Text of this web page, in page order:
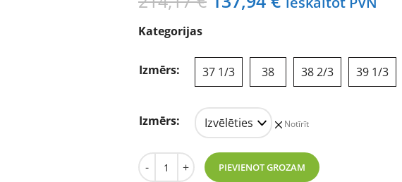
214,17 €.137,94 €.
Kategorijas
Izmērs: 37 1/3 38 38 2/3 39 1/3
Izmērs: Notīrīt
-
Adidas Codechaos pelēki/zili sieviešu golfa apavi
+ PIEVIENOT GROZAM